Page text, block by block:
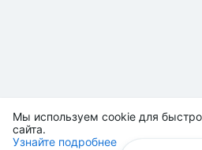
Мы используем cookie для
сайта.
Узнайте подробнее